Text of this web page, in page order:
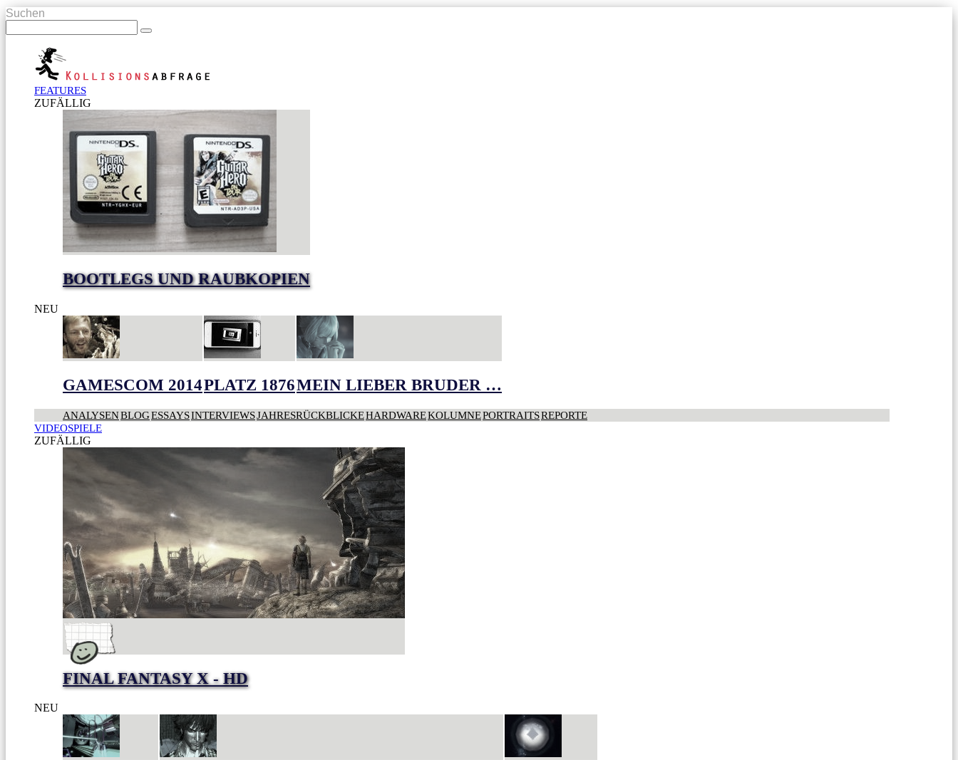
Suchen
FEATURES
ZUFÄLLIG
BOOTLEGS UND RAUBKOPIEN
NEU
GAMESCOM 2014PLATZ 1876MEIN LIEBER BRUDER …
ANALYSENBLOGESSAYSINTERVIEWSJAHRESRÜCKBLICKEHARDWAREKOLUMNEPORTRAITSREPORTE
VIDEOSPIELE
ZUFÄLLIG
FINAL FANTASY X - HD
NEU